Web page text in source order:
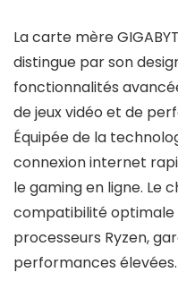
La carte mère
distingue par son
fonctionnalités
de jeux vidéo et de
Équipée de la
connexion internet
le gaming en ligne. Le
compatibilité optimale
processeurs Ryzen,
performances élevées.